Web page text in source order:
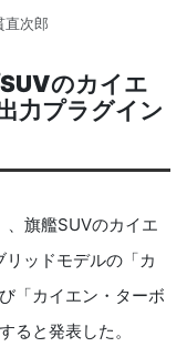
直次郎
のカイエ
力プラグイン
旗艦SUVのカイエ
ッドモデルの「カ
「カイエン・ターボ
ると発表した。